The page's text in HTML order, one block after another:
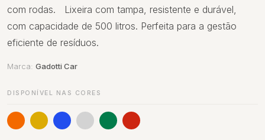
com rodas. Lixeira com tampa, resistente e durável,
com capacidade de 500 litros. Perfeita para a gestão
eficiente de resíduos.
Marca: Gadotti Car
DISPONÍVEL NAS CORES